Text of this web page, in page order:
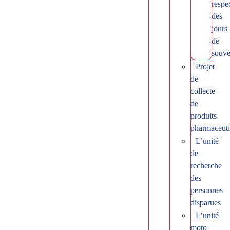
des
jours
de
Projet
de
collecte
de
produits
L’unité
de
recherche
des
personnes
disparues
L’unité
moto